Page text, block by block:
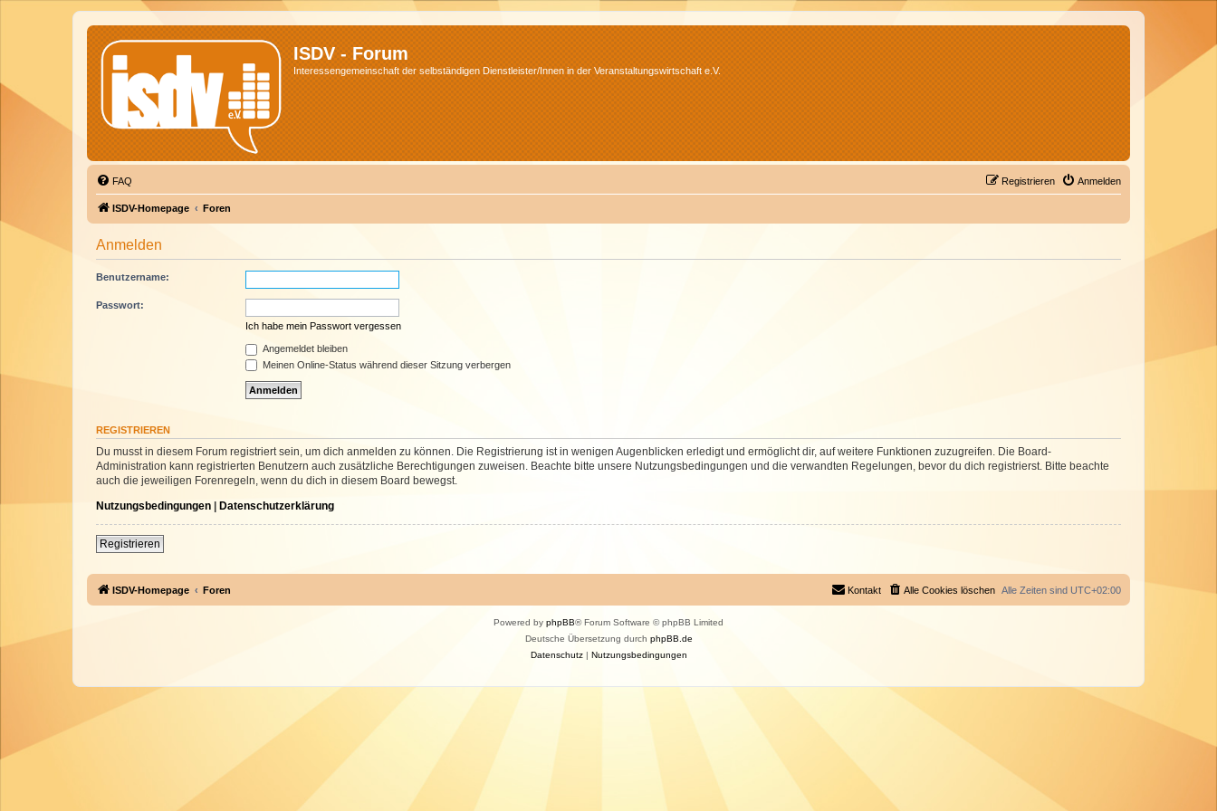
ISDV - Forum
Interessengemeinschaft der selbständigen Dienstleister/Innen in der Veranstaltungswirtschaft e.V.
FAQ Anmelden
Registrieren
ISDV-Homepage Foren
Anmelden
Benutzername:
Passwort:
Ich habe mein Passwort vergessen
Angemeldet bleiben
Meinen Online-Status während dieser Sitzung verbergen
REGISTRIEREN
Du musst in diesem Forum registriert sein, um dich anmelden zu können. Die Registrierung ist in wenigen Augenblicken erledigt und ermöglicht dir, auf weitere Funktionen zuzugreifen. Die Board-
Administration kann registrierten Benutzern auch zusätzliche Berechtigungen zuweisen. Beachte bitte unsere Nutzungsbedingungen und die verwandten Regelungen, bevor du dich registrierst. Bitte beachte
auch die jeweiligen Forenregeln, wenn du dich in diesem Board bewegst.
Nutzungsbedingungen | Datenschutzerklärung
Registrieren
ISDV-Homepage Foren Alle Zeiten sind UTC+02:00
Alle Cookies löschen
Kontakt
Powered by phpBB® Forum Software © phpBB Limited
Deutsche Übersetzung durch phpBB.de
Datenschutz| Nutzungsbedingungen